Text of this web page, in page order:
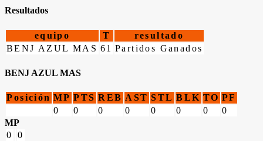
Resultados
equipo T
resultado
BENJ AZUL MAS 61 Partidos Ganados
BENJ AZUL MAS
Posición MP PTS REB AST STL BLK TO PF
0
0 0 0 0 0 0
0
MP
0
0